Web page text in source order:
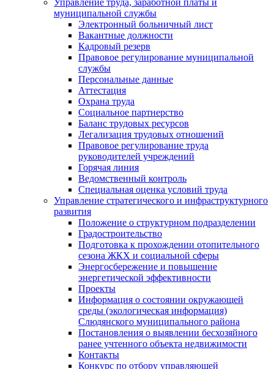
Управление труда, заработной платы и
муниципальной службы
Электронный больничный лист
Вакантные должности
Кадровый резерв
Правовое регулирование муниципальной
службы
Персональные данные
Аттестация
Охрана труда
Социальное партнерство
Баланс трудовых ресурсов
Легализация трудовых отношений
Правовое регулирование труда
руководителей учреждений
Горячая линия
Ведомственный контроль
Специальная оценка условий труда
Управление стратегического и инфраструктурного
развития
Положение о структурном подразделении
Градостроительство
Подготовка к прохождении отопительного
сезона ЖКХ и социальной сферы
Энергосбережение и повышение
энергетической эффективности
Проекты
Информация о состоянии окружающей
среды (экологическая информация)
Слюдянского муниципального района
Постановления о выявлении бесхозяйного
ранее учтенного объекта недвижимости
Контакты
Конкурс по отбору управляющей